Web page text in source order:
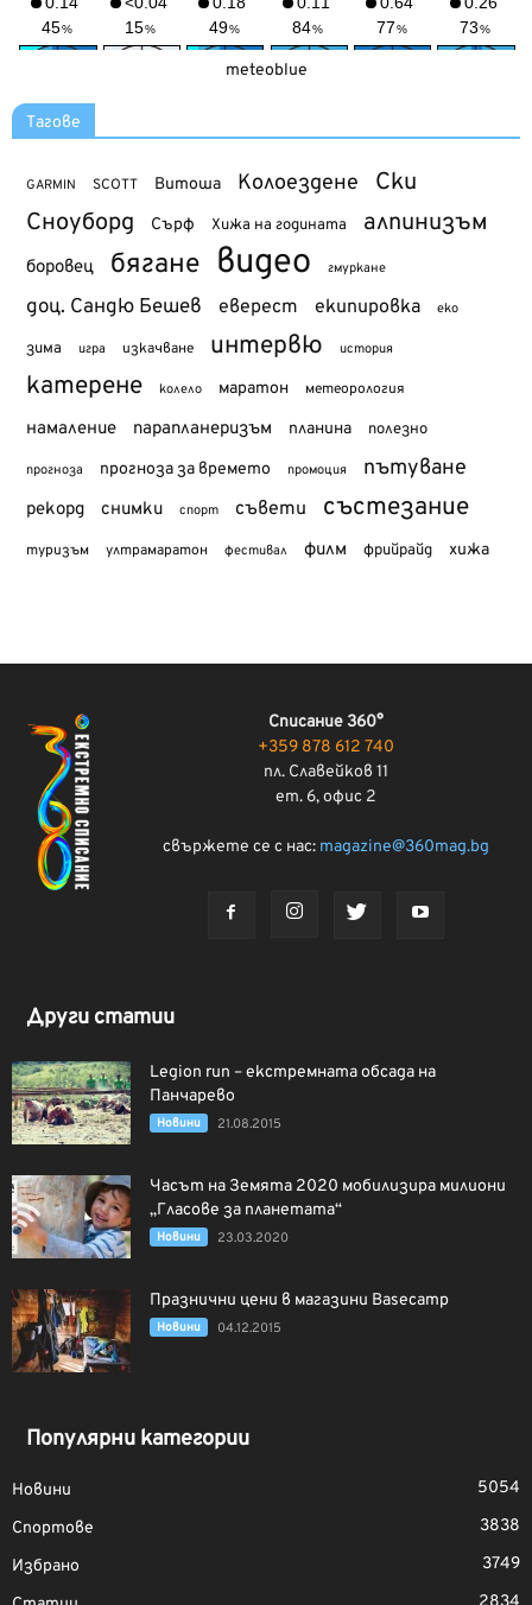
meteoblue
Тагове
GARMIN SCOTT Витоша Колоездене Ски
Сноуборд Сърф Хижа на годината алпинизъм
боровец бягане видео гмуркане
доц. Сандю Бешев еверест екипировка еко
зима игра изкачване интервю история
катерене колело маратон метеорология
намаление парапланеризъм планина полезно
прогноза прогноза за времето промоция пътуване
рекорд снимки спорт съвети състезание
туризъм ултрамаратон фестивал филм фрийрайд хижа
Списание 360°
+359 878 612 740
пл. Славейков 11
ет. 6, офис 2
свържете се с нас: magazine@360mag.bg
Други статии
Legion run – екстремната обсада на
Панчарево
Новини 21.08.2015
Часът на Земята 2020 мобилизира милиони
„Гласове за планетата“
Новини 23.03.2020
Празнични цени в магазини Basecamp
Новини 04.12.2015
Популярни категории
Новини
5054
Спортове
3838
Избрано
3749